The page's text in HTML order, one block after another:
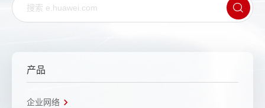
产品
企业网络